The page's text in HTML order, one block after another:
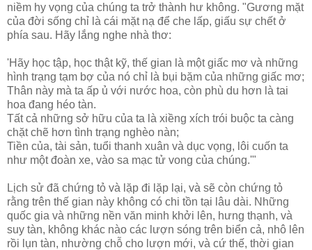
niềm hy vọng của chúng ta trở thành hư không. "Gương mặt
của đời sống chỉ là cái mặt nạ để che lấp, giấu sự chết ở
phía sau. Hãy lắng nghe nhà thơ:
'Hãy học tập, học thật kỹ, thế gian là một giấc mơ và những
hình trạng tạm bợ của nó chỉ là bụi bặm của những giấc mơ;
Thân này mà ta ấp ủ với nước hoa, còn phù du hơn là tai
hoa đang héo tàn.
Tất cả những sở hữu của ta là xiềng xích trói buộc ta càng
chặt chẽ hơn tình trạng nghèo nàn;
Tiền của, tài sản, tuổi thanh xuân và dục vọng, lôi cuốn ta
như một đoàn xe, vào sa mạc tử vong của chúng.'"
Lịch sử đã chứng tỏ và lặp đi lặp lại, và sẽ còn chứng tỏ
rằng trên thế gian này không có chi tồn tại lâu dài. Những
quốc gia và những nền văn minh khởi lên, hưng thạnh, và
suy tàn, không khác nào các lượn sóng trên biển cả, nhô lên
rồi lụn tàn, nhường chỗ cho lượn mới, và cứ thế, thời gian